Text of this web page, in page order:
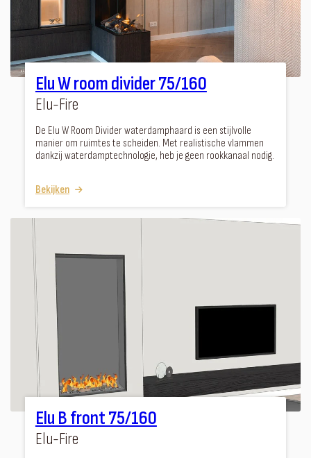
Elu W room divider 75/160
Elu-Fire
De Elu W Room Divider waterdamphaard is een stijlvolle
manier om ruimtes te scheiden. Met realistische vlammen
dankzij waterdamptechnologie, heb je geen rookkanaal nodig.
Bekijken
Elu B front 75/160
Elu-Fire